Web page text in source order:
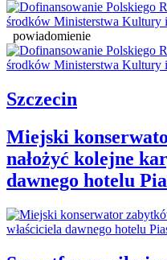
powiadomienie
Szczecin
Miejski
nałożyć kolejne
dawnego hotelu